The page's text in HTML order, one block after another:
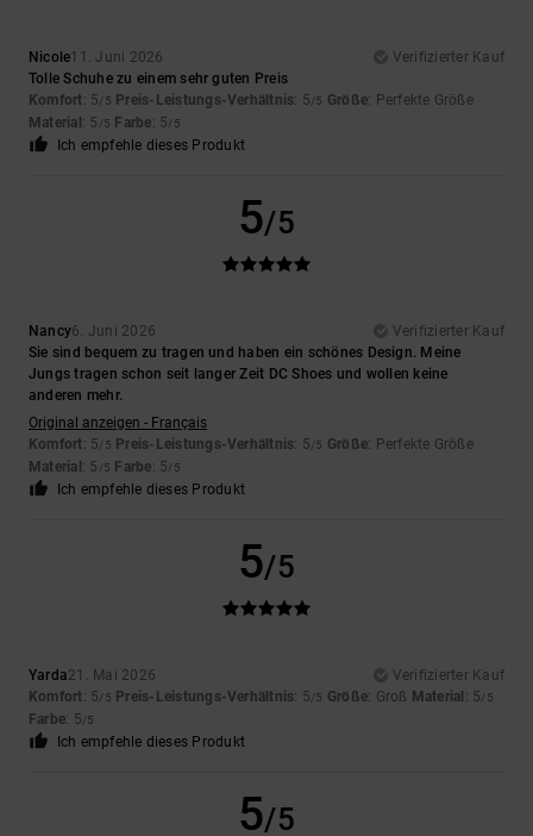
Nicole11. Juni 2026
Verifizierter Kauf
Tolle Schuhe zu einem sehr guten Preis
Komfort: 5/5 Preis-Leistungs-Verhältnis: 5/5 Größe: Perfekte Größe
Material : 5 /5 Farbe: 5/5
Ich empfehle dieses Produkt
5/5
Nancy6. Juni 2026
Verifizierter Kauf
Sie sind bequem zu tragen und haben ein schönes Design. Meine
Jungs tragen schon seit langer Zeit DC Shoes und wollen keine
anderen mehr.
Original anzeigen - Français
Komfort: 5/5 Preis-Leistungs-Verhältnis: 5/5 Größe: Perfekte Größe
Material : 5 /5 Farbe: 5/5
Ich empfehle dieses Produkt
5/5
Yarda21. Mai 2026
Verifizierter Kauf
Komfort: 5/5 Preis-Leistungs-Verhältnis: 5/5 Größe: Groß Material : 5/5
Farbe: 5/5
Ich empfehle dieses Produkt
5/5